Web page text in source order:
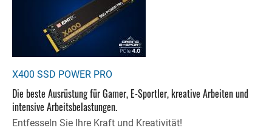
X400 SSD POWER PRO
Die beste Ausrüstung für Gamer, E-Sportler, kreative Arbeiten und
intensive Arbeitsbelastungen.
Entfesseln Sie Ihre Kraft und Kreativität!